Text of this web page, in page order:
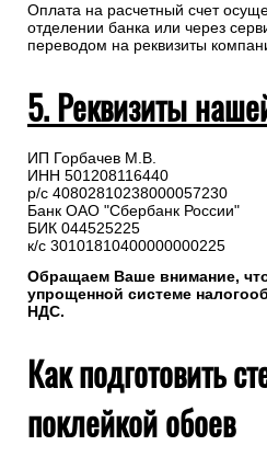
Оплата на расчетный счет
отделении банка или через
переводом на реквизиты
5. Реквизиты
ИП Горбачев М.В.
ИНН 501208116440
р/с 40802810238000057230
Банк ОАО "Сбербанк России"
БИК 044525225
к/с 30101810400000000225
Обращаем Ваше внимание,
упрощенной системе
НДС.
Как подготовить
поклейкой обоев